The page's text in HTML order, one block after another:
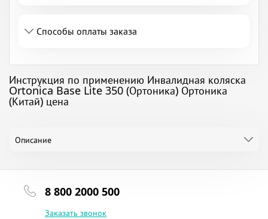
Способы оплаты заказа
Инструкция по применению Инвалидная коляска
Ortonica Base Lite 350 (Ортоника) Ортоника
(Китай) цена
Описание
8 800 2000 500
Заказать звонок